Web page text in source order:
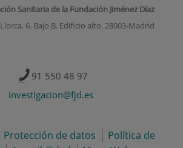
Sanitaria de la Fundación Jiménez Díaz
6. Bajo B. Edificio alto. 28003-Madrid
91 550 48 97
investigacion@fjd.es
Protección de datos
Política de